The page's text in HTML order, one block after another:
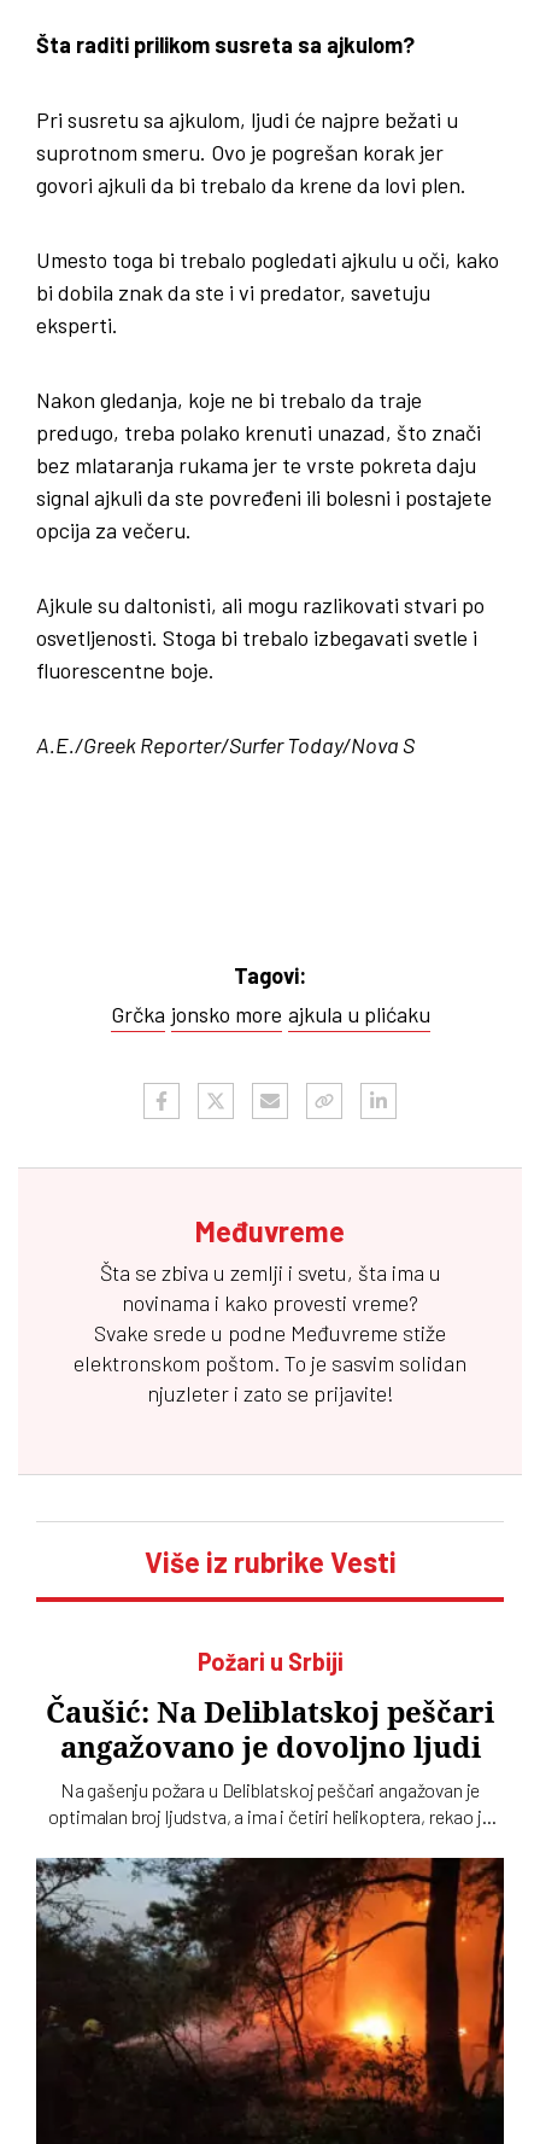
Šta raditi prilikom susreta sa ajkulom?
Pri susretu sa ajkulom, ljudi će najpre bežati u
suprotnom smeru. Ovo je pogrešan korak jer
govori ajkuli da bi trebalo da krene da lovi plen.
Umesto toga bi trebalo pogledati ajkulu u oči, kako
bi dobila znak da ste i vi predator, savetuju
eksperti.
Nakon gledanja, koje ne bi trebalo da traje
predugo, treba polako krenuti unazad, što znači
bez mlataranja rukama jer te vrste pokreta daju
signal ajkuli da ste povređeni ili bolesni i postajete
opcija za večeru.
Ajkule su daltonisti, ali mogu razlikovati stvari po
osvetljenosti. Stoga bi trebalo izbegavati svetle i
fluorescentne boje.
A.E./Greek Reporter/Surfer Today/Nova S
Tagovi:
Grčka jonsko more ajkula u plićaku
Međuvreme
Šta se zbiva u zemlji i svetu, šta ima u
novinama i kako provesti vreme?
Svake srede u podne Međuvreme stiže
elektronskom poštom. To je sasvim solidan
njuzleter i zato se prijavite!
Više iz rubrike Vesti
Požari u Srbiji
Čaušić: Na Deliblatskoj peščari
angažovano je dovoljno ljudi
Na gašenju požara u Deliblatskoj peščari angažovan je
optimalan broj ljudstva, a ima i četiri helikoptera, rekao je
poslova. Požarom je zahvaćeno oko hiljadu i po i više
hektara šume i niskog rastinja